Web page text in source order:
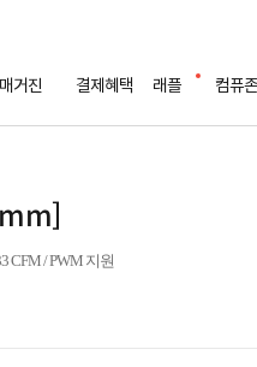
매거진 결제혜택 래플 컴퓨
CFM / PWM 지원